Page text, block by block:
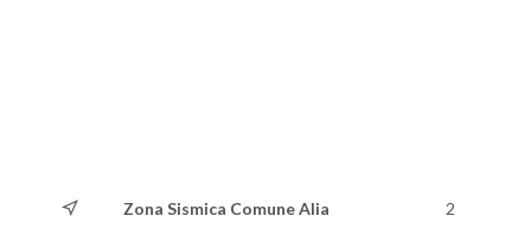
Zona Sismica Comune Alia 2